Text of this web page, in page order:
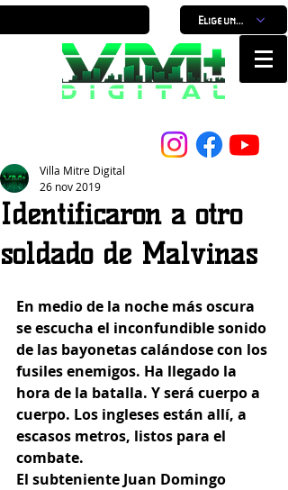
Elige un horario
Identificaron a otro
soldado de Malvinas
Villa Mitre Digital
26 nov 2019
En medio de la noche más oscura
se escucha el inconfundible sonido
de las bayonetas calándose con los
fusiles enemigos. Ha llegado la
hora de la batalla. Y será cuerpo a
cuerpo. Los ingleses están allí, a
escasos metros, listos para el
combate.
El subteniente Juan Domingo